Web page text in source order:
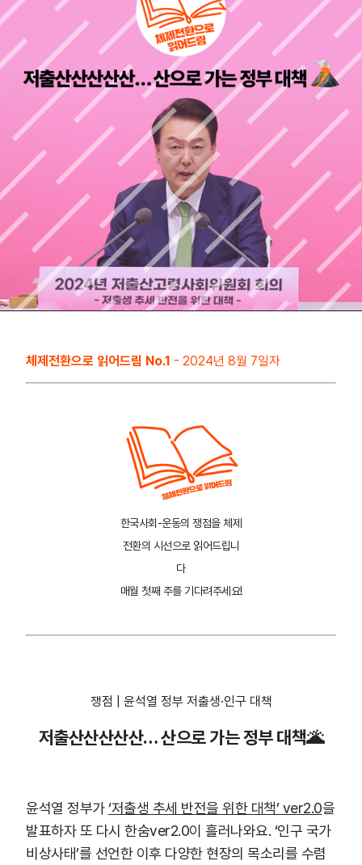
체제전환으로 읽어드림 No.1 - 2024년 8월 7일자
한국사회-운동의 쟁점을 체제
전환의 시선으로 읽어드립니
다
매월 첫째 주를 기다려주세요!
쟁점 | 윤석열 정부 저출생·인구 대책
저출산산산산산… 산으로 가는 정부 대책🌋
윤석열 정부가‘저출생 추세 반전을 위한 대책’ ver2.0을
발표하자 또 다시 한숨ver2.0이 흘러나와요. ‘인구 국가
비상사태’를 선언한 이후 다양한 현장의 목소리를 수렴